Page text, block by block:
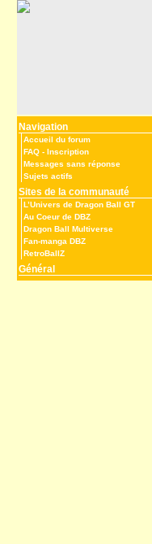
Navigation
Accueil du forum
FAQ - Inscription
Messages sans réponse
Sujets actifs
Sites de la communauté
L’Univers de Dragon Ball GT
Au Coeur de DBZ
Dragon Ball Multiverse
Fan-manga DBZ
RetroBallZ
Général